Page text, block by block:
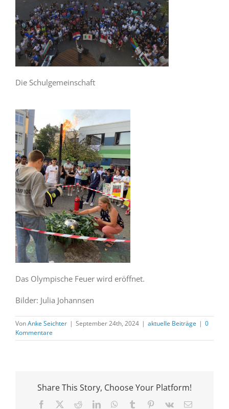
Die Schulgemeinschaft
Das Olympische Feuer wird eröffnet.
Bilder: Julia Johannsen
VonAnke Seichter | September 24th, 2024 | aktuelle Beiträge | 0
Kommentare
Share This Story, Choose Your Platform!
Facebook RedditLinkedInWhatsApp
Tumblr Pinterest
Vk
E-